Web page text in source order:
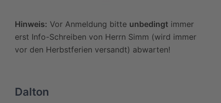
Hinweis: Vor Anmeldung bitte unbedingt immer
erst Info-Schreiben von Herrn Simm (wird immer
vor den Herbstferien versandt) abwarten!
Dalton